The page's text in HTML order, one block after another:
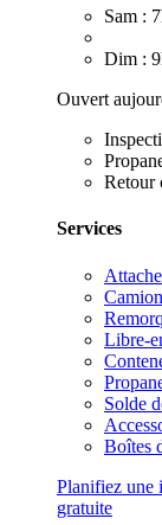
Sam :
Dim :
Ouvert
Retour
Services
Libre-
Solde
Boîtes
Planifiez une
gratuite